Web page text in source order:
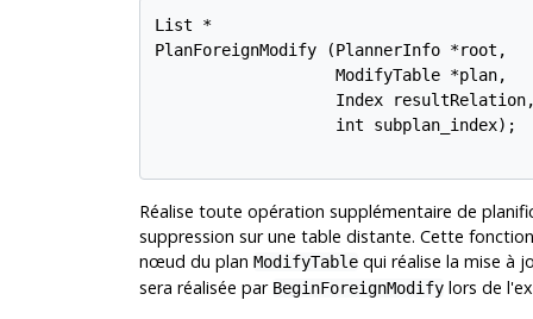
List *
PlanForeignModify (PlannerInfo *root,
                   ModifyTable *plan,
Index
                   int subplan_index);
Réalise toute opération supplémentaire de
suppression sur une table distante. Cette
nœud du plan ModifyTablequi réalise la mise à
sera réalisée par BeginForeignModifylors de